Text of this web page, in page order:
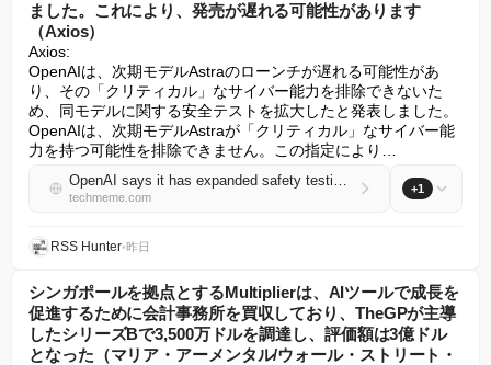
ました。これにより、発売が遅れる可能性があります
（Axios）
Axios:
OpenAIは、次期モデルAstraのローンチが遅れる可能性があ
り、その「クリティカル」なサイバー能力を排除できないた
め、同モデルに関する安全テストを拡大したと発表しました。
OpenAIは、次期モデルAstraが「クリティカル」なサイバー能
力を持つ可能性を排除できません。この指定により…
OpenAI says it has expanded safety testing around its upcoming model Astra as it "cannot rule out" critical cyber capabilities, potentially delaying its launch (Axios)
techmeme.com
+1
RSS Hunter•昨日
シンガポールを拠点とするMultiplierは、AIツールで成長を
促進するために会計事務所を買収しており、TheGPが主導
したシリーズBで3,500万ドルを調達し、評価額は3億ドル
となった（マリア・アーメンタル/ウォール・ストリート・